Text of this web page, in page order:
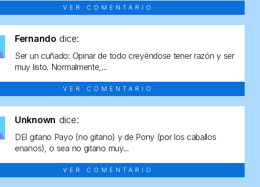
VER COMENTARIO
Fernando dice:
Ser un cuñado: Opinar de todo creyéndose tener razón y ser
muy listo. Normalmente,...
VER COMENTARIO
Unknown dice:
DEl gitano Payo (no gitano) y de Pony (por los caballos
enanos), o sea no gitano muy...
VER COMENTARIO